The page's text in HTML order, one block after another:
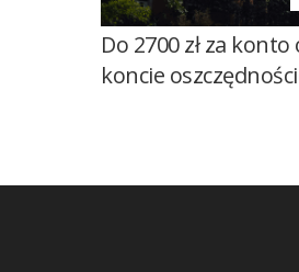
Do 2700 zł za
koncie